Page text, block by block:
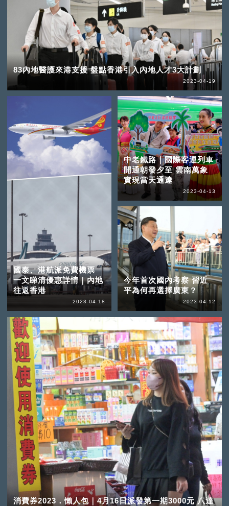
83內地醫護來港支援 盤點香港引入內地人才3大計劃
2023-04-19
國泰、港航派免費機票
一文睇清優惠詳情｜內地
往返香港
2023-04-18
消費券2023．懶人包｜4月16日派發第一期3000元 八達
中老鐵路｜國際客運列車
開通朝發夕至 雲南萬象
實現當天通達
2023-04-13
今年首次國內考察 習近
平為何再選擇廣東？
2023-04-12